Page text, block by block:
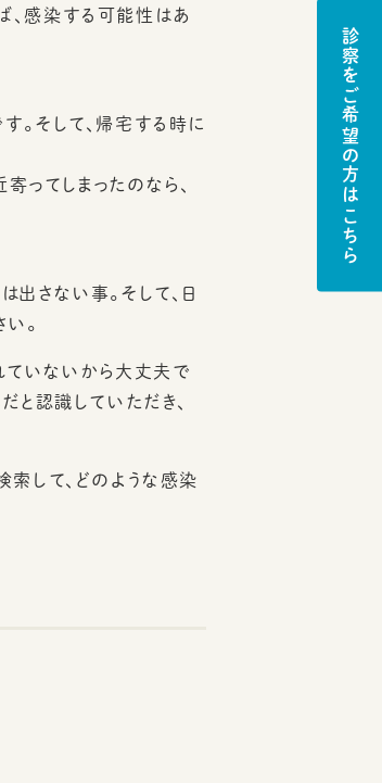
、感染する可能性はあ
。そして、帰宅する時に
ってしまったのなら、
さない事。そして、日
。
ていないから大丈夫で
と認識していただき、
して、どのような感染
診察をご希望の方はこちら